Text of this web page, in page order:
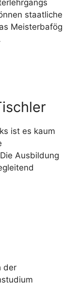
staatliche
Meisterbafög
ist es kaum
Ausbildung
der